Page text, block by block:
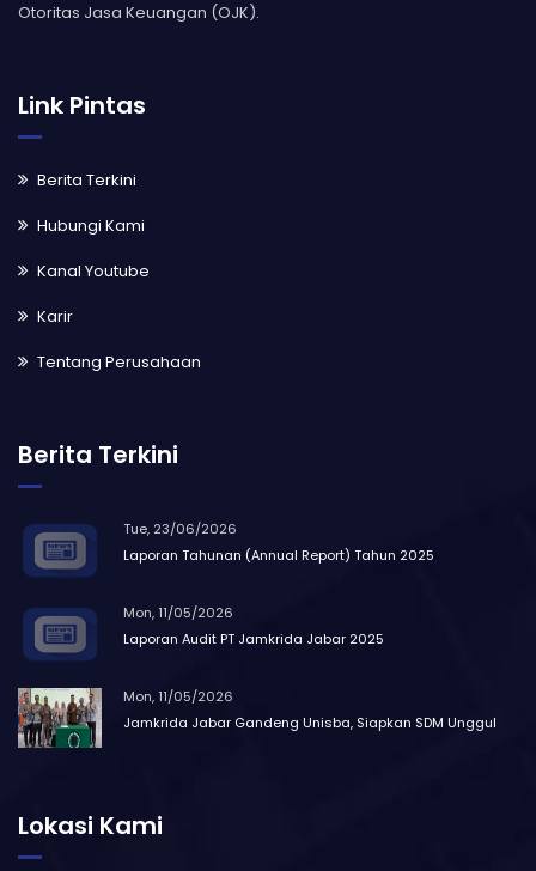
Otoritas Jasa Keuangan (OJK).
Link Pintas
Berita Terkini
Hubungi Kami
Kanal Youtube
Karir
Tentang Perusahaan
Berita Terkini
Tue, 23/06/2026
Laporan Tahunan (Annual Report) Tahun 2025
Mon, 11/05/2026
Laporan Audit PT Jamkrida Jabar 2025
Mon, 11/05/2026
Jamkrida Jabar Gandeng Unisba, Siapkan SDM Unggul
Lokasi Kami